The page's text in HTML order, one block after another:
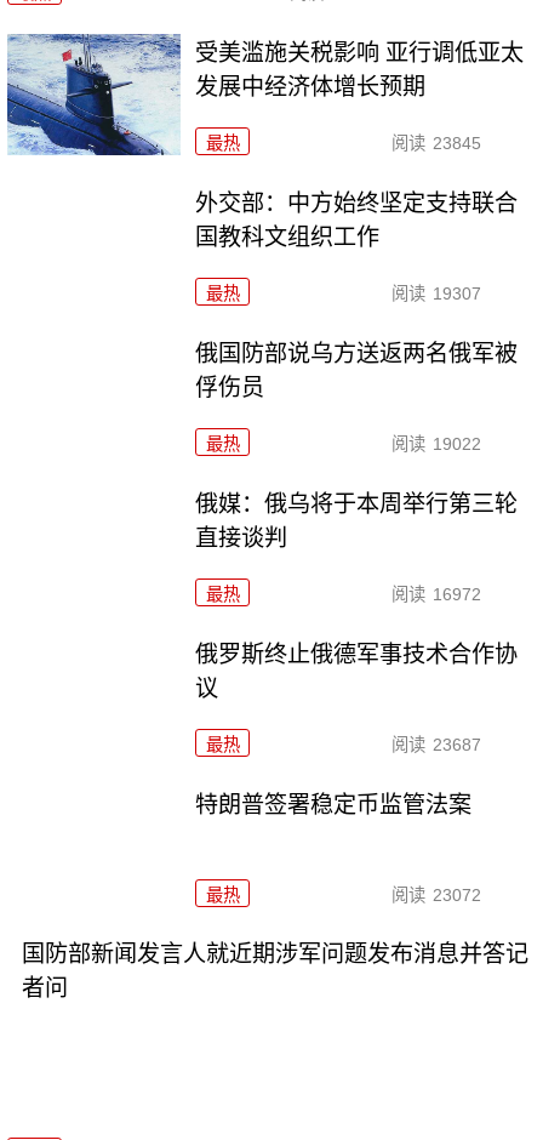
受美滥施关税影响 亚行调低亚太
发展中经济体增长预期
最热 阅读 23845
外交部：中方始终坚定支持联合
国教科文组织工作
最热 阅读 19307
俄国防部说乌方送返两名俄军被
俘伤员
最热 阅读 19022
俄媒：俄乌将于本周举行第三轮
直接谈判
最热 阅读 16972
俄罗斯终止俄德军事技术合作协
议
最热 阅读 23687
特朗普签署稳定币监管法案
最热 阅读 23072
国防部新闻发言人就近期涉军问题发布消息并答记
者问